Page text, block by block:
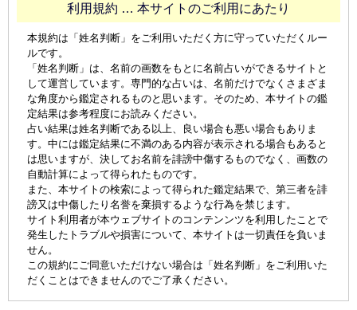
利用規約 … 本サイトのご利用にあたり
本規約は「姓名判断」をご利用いただく方に守っていただくルー
ルです。
「姓名判断」は、名前の画数をもとに名前占いができるサイトと
して運営しています。専門的な占いは、名前だけでなくさまざま
な角度から鑑定されるものと思います。そのため、本サイトの鑑
定結果は参考程度にお読みください。
占い結果は姓名判断である以上、良い場合も悪い場合もありま
す。中には鑑定結果に不満のある内容が表示される場合もあると
は思いますが、決してお名前を誹謗中傷するものでなく、画数の
自動計算によって得られたものです。
また、本サイトの検索によって得られた鑑定結果で、第三者を誹
謗又は中傷したり名誉を棄損するような行為を禁じます。
サイト利用者が本ウェブサイトのコンテンンツを利用したことで
発生したトラブルや損害について、本サイトは一切責任を負いま
せん。
この規約にご同意いただけない場合は「姓名判断」をご利用いた
だくことはできませんのでご了承ください。